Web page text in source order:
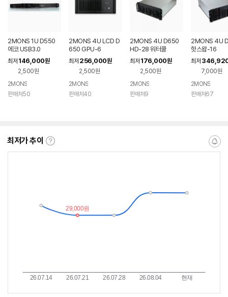
2MONS 1U D550
에코 USB3.0
최저 146,000원
2,500원
2MONS
판매처50
2MONS 4U LCD D
650 GPU-6
최저 256,000원
2,500원
2MONS
판매처40
2MONS 4U D650
HD-28 워터쿨
최저 176,000원
2,500원
2MONS
판매처9
2MONS 4U
핫스왑-16
최저
7,000원
2MONS
판매처67
최저가 추이
최
알